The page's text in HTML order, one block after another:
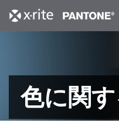
色に関